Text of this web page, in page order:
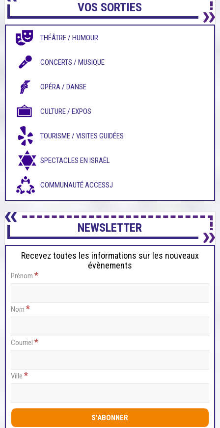
VOS SORTIES
THÉÂTRE / HUMOUR
CONCERTS / MUSIQUE
OPÉRA / DANSE
CULTURE / EXPOS
TOURISME / VISITES GUIDÉES
SPECTACLES EN ISRAËL
COMMUNAUTÉ ACCESSJ
NEWSLETTER
Recevez toutes les informations sur les nouveaux
évènements
Prénom *
Nom *
Courriel *
Ville *